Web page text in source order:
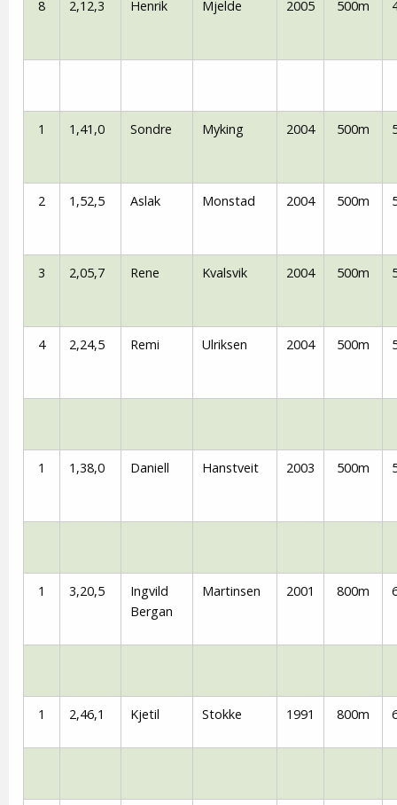
8 2,12,3 Henrik Mjelde 2005 500m
1 1,41,0 Sondre Myking 2004 500m
2 1,52,5 Aslak Monstad 2004 500m
3 2,05,7 Rene Kvalsvik 2004 500m
4 2,24,5 Remi Ulriksen 2004 500m
1 1,38,0 Daniell Hanstveit 2003 500m
1 3,20,5
Ingvild
Bergan
Martinsen 2001 800m
1 2,46,1 Kjetil Stokke 1991 800m